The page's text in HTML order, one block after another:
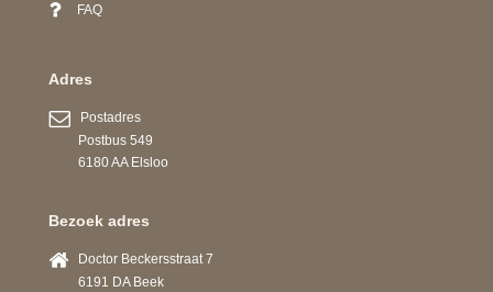
FAQ
Adres
Postadres
Postbus 549
6180 AA Elsloo
Bezoek adres
Doctor Beckersstraat 7
6191 DA Beek